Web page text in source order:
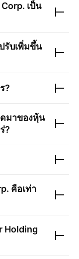
เป็น
ปรับเพิ่มขึ้น
?
มาของหุ้น
?
คือเท่า
Holding